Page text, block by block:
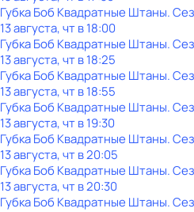
Губка Боб Квадратные Штаны.
13 августа, чт в 18:00
Губка Боб Квадратные Штаны.
13 августа, чт в 18:25
Губка Боб Квадратные Штаны.
13 августа, чт в 18:55
Губка Боб Квадратные Штаны.
13 августа, чт в 19:30
Губка Боб Квадратные Штаны.
13 августа, чт в 20:05
Губка Боб Квадратные Штаны.
13 августа, чт в 20:30
Губка Боб Квадратные Штаны.